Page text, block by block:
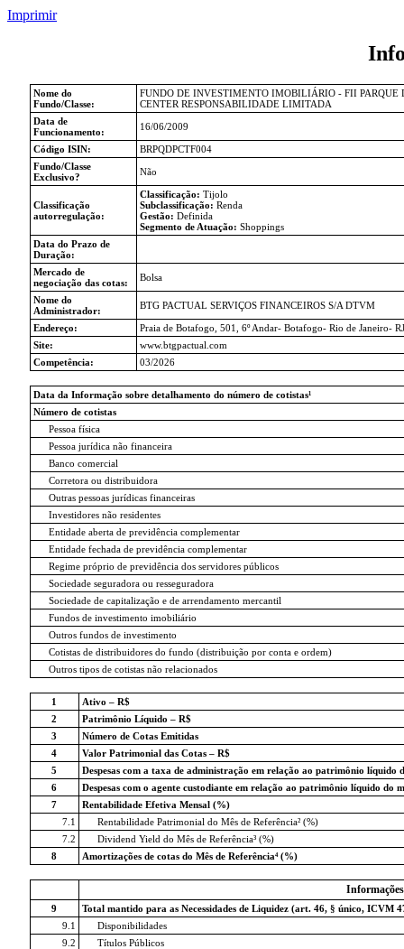
Imprimir
Nome do
Fundo/Classe:
FUNDO DE INVESTIMENTO IMOBILIÁRIO - FII PARQUE
CENTER RESPONSABILIDADE LIMITADA
Data de
Funcionamento:
16/06/2009
Código ISIN:
BRPQDPCTF004
Fundo/Classe
Exclusivo?
Não
Classificação
autorregulação:
Classificação: Tijolo
Subclassificação: Renda
Gestão: Definida
Segmento de Atuação: Shoppings
Data do Prazo de
Duração:
Mercado de
negociação das cotas:
Bolsa
Nome do
Administrador:
BTG PACTUAL SERVIÇOS FINANCEIROS S/A DTVM
Endereço:
Praia de Botafogo, 501, 6º Andar- Botafogo- Rio de Janeiro-
Site:
www.btgpactual.com
Competência:
03/2026
Data da Informação sobre detalhamento do número de cotistas¹
Número de cotistas
Pessoa física
Pessoa jurídica não financeira
Banco comercial
Corretora ou distribuidora
Outras pessoas jurídicas financeiras
Investidores não residentes
Entidade aberta de previdência complementar
Entidade fechada de previdência complementar
Regime próprio de previdência dos servidores públicos
Sociedade seguradora ou resseguradora
Sociedade de capitalização e de arrendamento mercantil
Fundos de investimento imobiliário
Outros fundos de investimento
Cotistas de distribuidores do fundo (distribuição por conta e ordem)
Outros tipos de cotistas não relacionados
1
Ativo – R$
2
Patrimônio Líquido – R$
3
Número de Cotas Emitidas
4
Valor Patrimonial das Cotas – R$
5
Despesas com a taxa de administração em relação ao patrimônio líquido
6
Despesas com o agente custodiante em relação ao patrimônio líquido do
7
Rentabilidade Efetiva Mensal (%)
7.1
Rentabilidade Patrimonial do Mês de Referência² (%)
7.2
Dividend Yield do Mês de Referência³ (%)
8
Amortizações de cotas do Mês de Referência⁴ (%)
9
Total mantido para as Necessidades de Liquidez (art. 46, § único, ICVM
9.1
Disponibilidades
9.2
Títulos Públicos